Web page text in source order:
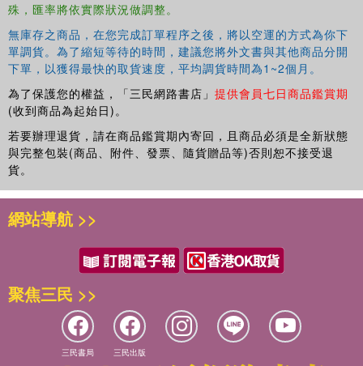
殊，匯率將依實際狀況做調整。
無庫存之商品，在您完成訂單程序之後，將以空運的方式為你下
單調貨。為了縮短等待的時間，建議您將外文書與其他商品分開
下單，以獲得最快的取貨速度，平均調貨時間為1~2個月。
為了保護您的權益，「三民網路書店」 提供會員七日商品鑑賞期
(收到商品為起始日)。
若要辦理退貨，請在商品鑑賞期內寄回，且商品必須是全新狀態
與完整包裝(商品、附件、發票、隨貨贈品等)否則恕不接受退
貨。
網站導航 >>
聚焦三民 >>
三民書局 三民出版